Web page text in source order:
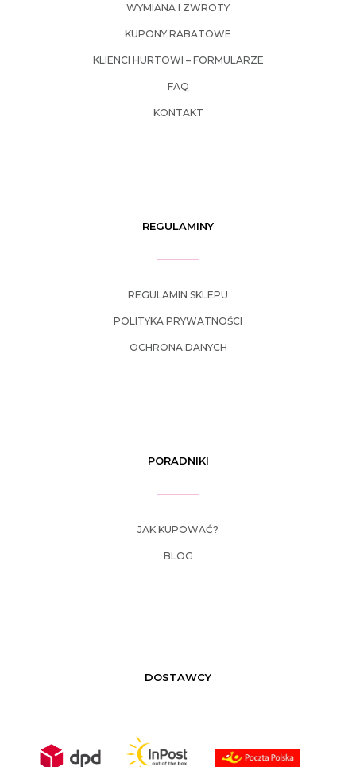
WYMIANA I ZWROTY
KUPONY RABATOWE
KLIENCI HURTOWI – FORMULARZE
FAQ
KONTAKT
REGULAMINY
REGULAMIN SKLEPU
POLITYKA PRYWATNOŚCI
OCHRONA DANYCH
PORADNIKI
JAK KUPOWAĆ?
BLOG
DOSTAWCY